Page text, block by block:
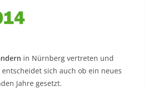
in Nürnberg vertreten und
sich auch ob ein neues
Jahre gesetzt.